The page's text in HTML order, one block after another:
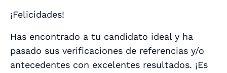
¡Felicidades!
Has encontrado a tu candidato ideal y ha
pasado sus verificaciones de referencias y/o
antecedentes con excelentes resultados. ¡Es